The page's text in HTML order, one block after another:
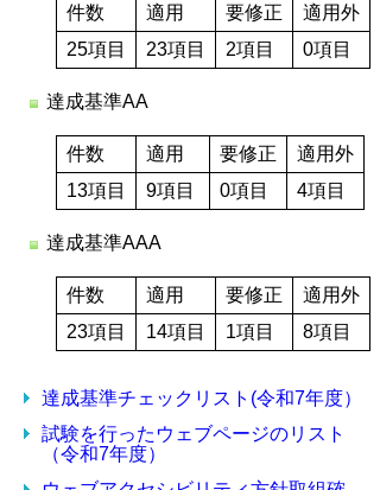
件数 適用 要修正
適用外
25項目
23項目 2項目 0項目
達成基準AA
件数 適用 要修正
適用外
13項目
9項目 0項目 4項目
達成基準AAA
件数 適用 要修正
適用外
23項目
14項目 1項目 8項目
達成基準チェックリスト(令和7年度）
試験を行ったウェブページのリスト
（令和7年度）